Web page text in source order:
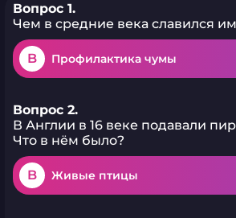
Вопрос 1.
Чем в средние века славился
B Профилактика чумы
Вопрос 2.
В Англии в 16 веке подавали
Что в нём было?
B Живые птицы